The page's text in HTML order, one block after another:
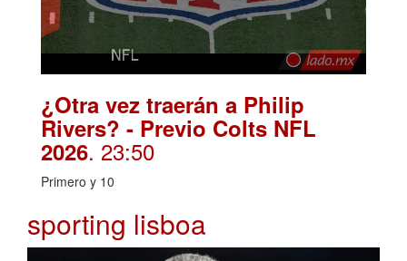
¿Otra vez traerán a Philip
Rivers? - Previo Colts NFL
2026. 23:50
Primero y 10
sporting lisboa